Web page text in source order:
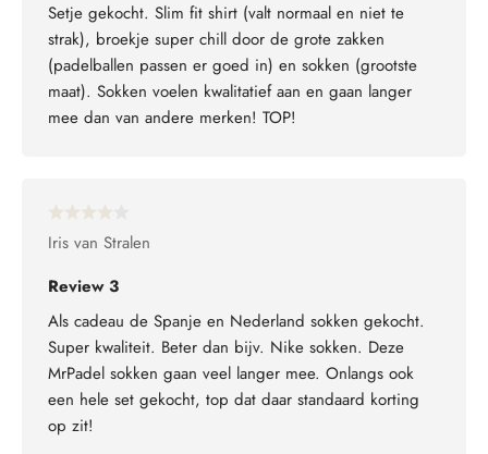
Setje gekocht. Slim fit shirt (valt normaal en niet te
strak), broekje super chill door de grote zakken
(padelballen passen er goed in) en sokken (grootste
maat). Sokken voelen kwalitatief aan en gaan langer
mee dan van andere merken! TOP!
Iris van Stralen
Review 3
Als cadeau de Spanje en Nederland sokken gekocht.
Super kwaliteit. Beter dan bijv. Nike sokken. Deze
MrPadel sokken gaan veel langer mee. Onlangs ook
een hele set gekocht, top dat daar standaard korting
op zit!